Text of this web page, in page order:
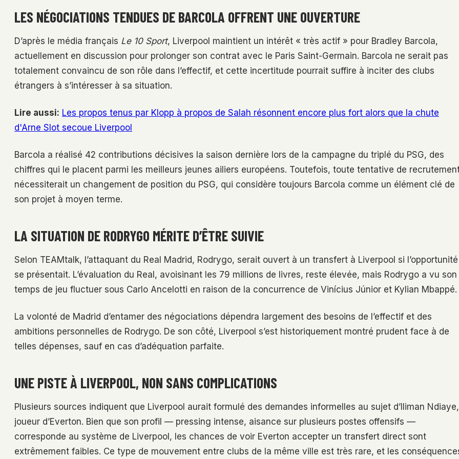
LES NÉGOCIATIONS TENDUES DE BARCOLA OFFRENT UNE OUVERTURE
D’après le média français Le 10 Sport, Liverpool maintient un intérêt « très actif » pour Bradley Barcola,
actuellement en discussion pour prolonger son contrat avec le Paris Saint-Germain. Barcola ne serait pas
totalement convaincu de son rôle dans l’effectif, et cette incertitude pourrait suffire à inciter des clubs
étrangers à s’intéresser à sa situation.
Lire aussi: Les propos tenus par Klopp à propos de Salah résonnent encore plus fort alors que la chute
d'Arne Slot secoue Liverpool
Barcola a réalisé 42 contributions décisives la saison dernière lors de la campagne du triplé du PSG, des
chiffres qui le placent parmi les meilleurs jeunes ailiers européens. Toutefois, toute tentative de
nécessiterait un changement de position du PSG, qui considère toujours Barcola comme un élément clé de
son projet à moyen terme.
LA SITUATION DE RODRYGO MÉRITE D’ÊTRE SUIVIE
Selon TEAMtalk, l’attaquant du Real Madrid, Rodrygo, serait ouvert à un transfert à Liverpool si l’opportunité
se présentait. L’évaluation du Real, avoisinant les 79 millions de livres, reste élevée, mais Rodrygo a vu son
temps de jeu fluctuer sous Carlo Ancelotti en raison de la concurrence de Vinícius Júnior et Kylian Mbappé.
La volonté de Madrid d’entamer des négociations dépendra largement des besoins de l’effectif et des
ambitions personnelles de Rodrygo. De son côté, Liverpool s’est historiquement montré prudent face à de
telles dépenses, sauf en cas d’adéquation parfaite.
UNE PISTE À LIVERPOOL, NON SANS COMPLICATIONS
Plusieurs sources indiquent que Liverpool aurait formulé des demandes informelles au sujet d’Iliman Ndiaye,
joueur d’Everton. Bien que son profil — pressing intense, aisance sur plusieurs postes offensifs —
corresponde au système de Liverpool, les chances de voir Everton accepter un transfert direct sont
extrêmement faibles. Ce type de mouvement entre clubs de la même ville est très rare, et les